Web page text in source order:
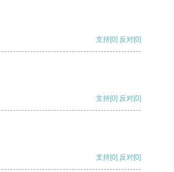
支持[0] 反对[0]
支持[0] 反对[0]
支持[0] 反对[0]